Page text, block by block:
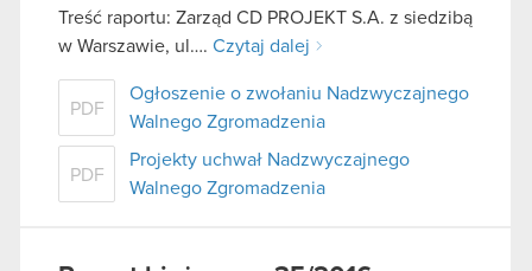
Treść raportu: Zarząd CD PROJEKT S.A. z siedzibą
w Warszawie, ul…. Czytaj dalej
PDF
Ogłoszenie o zwołaniu Nadzwyczajnego
Walnego Zgromadzenia
PDF
Projekty uchwał Nadzwyczajnego
Walnego Zgromadzenia